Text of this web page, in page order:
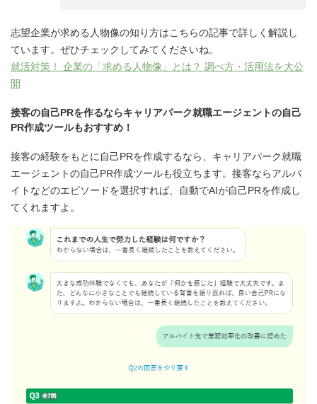
志望企業が求める人物像の知り方はこちらの記事で詳しく解説し
ています。ぜひチェックしてみてくださいね。
就活対策！ 企業の「求める人物像」とは？ 調べ方・活用法を大公
開
接客の自己PRを作るならキャリアパーク就職エージェントの自己
PR作成ツールもおすすめ！
接客の経験をもとに自己PRを作成するなら、キャリアパーク就職
エージェントの自己PR作成ツールも役立ちます。接客ならアルバ
イトなどのエピソードを選択すれば、自動でAIが自己PRを作成し
てくれますよ。